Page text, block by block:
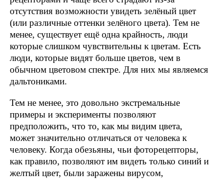
отсутствия возможности увидеть зелёный цвет
(или различные оттенки зелёного цвета). Тем не
менее, существует ещё одна крайность, люди
которые слишком чувствительны к цветам. Есть
люди, которые видят больше цветов, чем в
обычном цветовом спектре. Для них мы являемся
дальтониками.
Тем не менее, это довольно экстремальные
примеры и эксперименты позволяют
предположить, что то, как мы видим цвета,
может значительно отличаться от человека к
человеку. Когда обезьяны, чьи фоторецепторы,
как правило, позволяют им видеть только синий и
желтый цвет, были заражены вирусом,